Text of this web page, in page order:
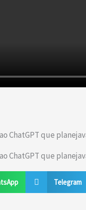
ChatGPT que
ChatGPT que
Telegram